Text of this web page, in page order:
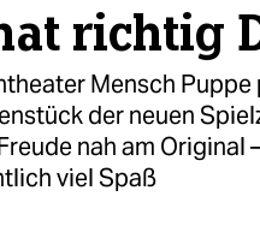
richtig
Mensch
der neuen
nah am
viel Spaß